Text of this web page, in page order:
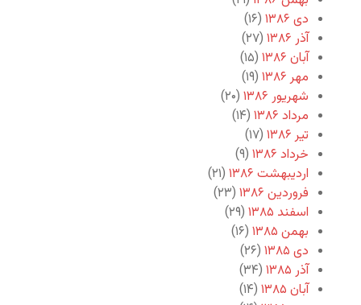
دی ۱۳۸۶
(۱۶)
آذر ۱۳۸۶
(۲۷)
آبان ۱۳۸۶
(۱۵)
مهر ۱۳۸۶
(۱۹)
شهریور ۱۳۸۶
(۲۰)
مرداد ۱۳۸۶
(۱۴)
تیر ۱۳۸۶
(۱۷)
خرداد ۱۳۸۶
(۹)
اردیبهشت ۱۳۸۶
(۲۱)
فروردین ۱۳۸۶
(۲۳)
اسفند ۱۳۸۵
(۲۹)
بهمن ۱۳۸۵
(۱۶)
دی ۱۳۸۵
(۲۶)
آذر ۱۳۸۵
(۳۴)
آبان ۱۳۸۵
(۱۴)